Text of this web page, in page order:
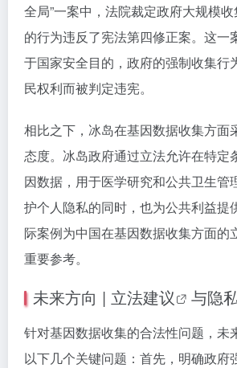
全局”一案中，法院裁定政府大规模
的行为违反了宪法第四修正案。这一
于国家安全目的，政府的强制收集行
民权利而被判定违宪。
相比之下，冰岛在基因数据收集方面
态度。冰岛政府通过立法允许在特定
因数据，用于医学研究和公共卫生管
护个人隐私的同时，也为公共利益提
际案例为中国在基因数据收集方面的
重要参考。
未来方向 | 立法建议 与隐
针对基因数据收集的合法性问题，未
以下几个关键问题：首先，明确政府